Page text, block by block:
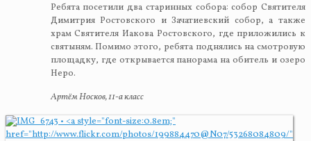
Ребята посетили два старинных собора: собор Святителя
Димитрия Ростовского и Зачатиевский собор, а также
храм Святителя Иакова Ростовского, где приложились к
святыням. Помимо этого, ребята поднялись на смотровую
площадку, где открывается панорама на обитель и озеро
Неро.
Артём Носков, 11-а класс